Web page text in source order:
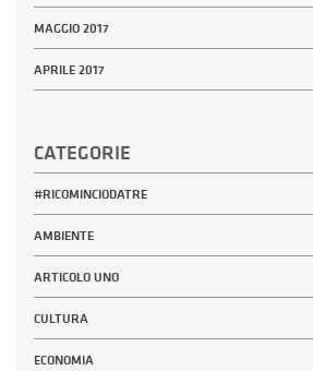
MAGGIO 2017
APRILE 2017
CATEGORIE
#RICOMINCIODATRE
AMBIENTE
ARTICOLO UNO
CULTURA
ECONOMIA